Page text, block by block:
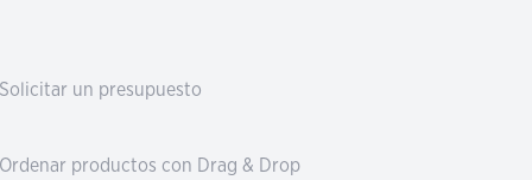
Solicitar un presupuesto
Ordenar productos con Drag & Drop